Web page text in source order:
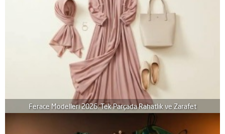
Ferace Modelleri 2026: Tek Parçada Rahatlık ve Zarafet